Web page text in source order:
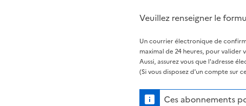
Veuillez renseigner le
Un courrier électronique de
maximal de 24 heures, pour valider
Aussi, assurez vous que l'adresse
(Si vous disposez d'un compte sur
Ces abonnements